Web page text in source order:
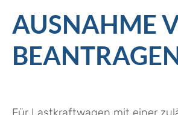
AUSNAHME